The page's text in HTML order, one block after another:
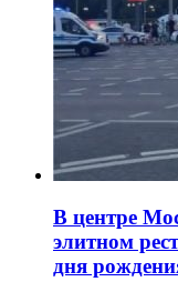
В центре
элитном
дня